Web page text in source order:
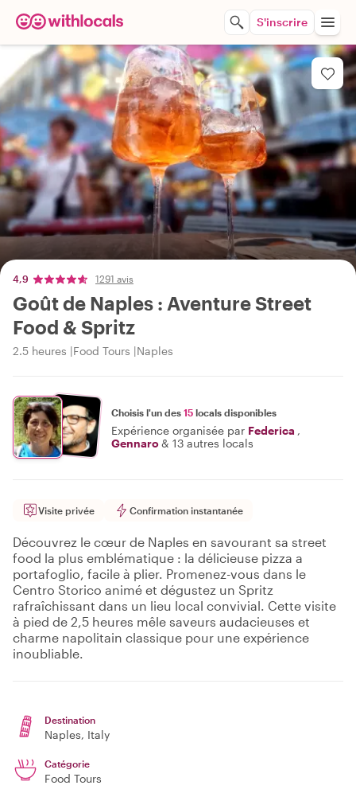
S'inscrire
4,9 1291 avis
Goût de Naples : Aventure Street
Food & Spritz
2.5 heures Food Tours Naples
Choisis l'un des 15 locals disponibles
Expérience organisée par Federica ,
Gennaro& 13 autres locals
Visite privée Confirmation instantanée
Découvrez le cœur de Naples en savourant sa street
food la plus emblématique : la délicieuse pizza a
portafoglio, facile à plier. Promenez-vous dans le
Centro Storico animé et dégustez un Spritz
rafraîchissant dans un lieu local convivial. Cette visite
à pied de 2,5 heures mêle saveurs audacieuses et
charme napolitain classique pour une expérience
inoubliable.
Destination
Naples, Italy
Catégorie
Food Tours